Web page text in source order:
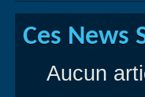
Ces News
Aucun